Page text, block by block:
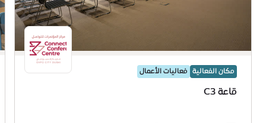
مكان الفعالية فعاليات الأعمال
قاعة C3